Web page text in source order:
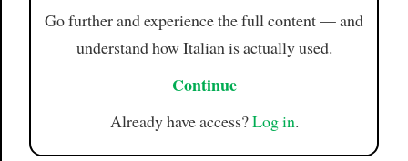
Go further and experience the full content — and
understand how Italian is actually used.
Continue
Already have access?Log in.